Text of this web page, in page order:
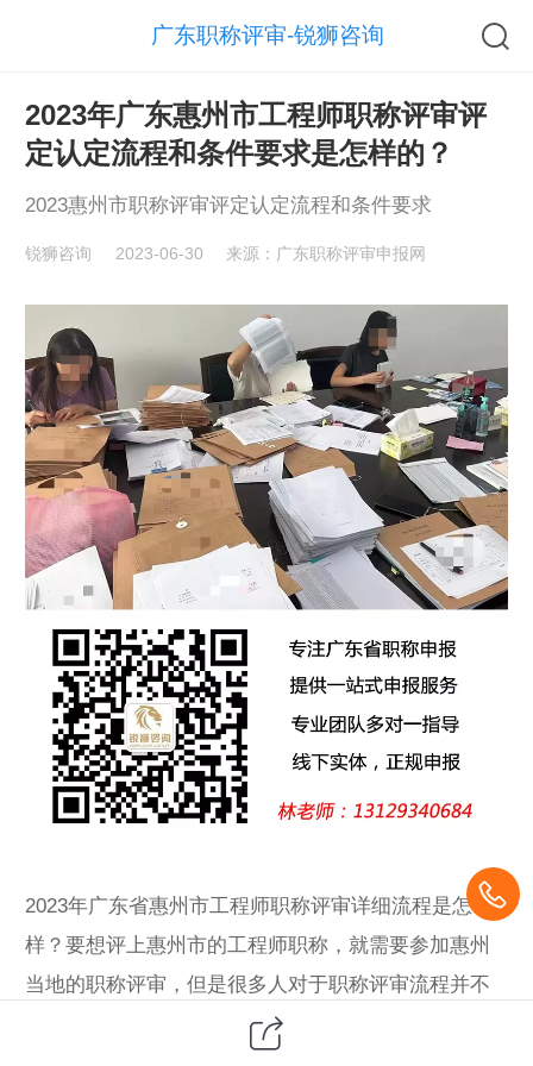
广东职称评审-锐狮咨询
2023年广东惠州市工程师职称评审评
定认定流程和条件要求是怎样的？
2023惠州市职称评审评定认定流程和条件要求
锐狮咨询 2023-06-30 来源：广东职称评审申报网
2023年广东省惠州市工程师职称评审详细流程是怎
样？要想评上惠州市的工程师职称，就需要参加惠州
当地的职称评审，但是很多人对于职称评审流程并不
清楚，其实清楚评审流程环节可以让你在申报过程中